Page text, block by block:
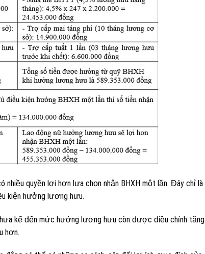
quyền lợi hơn lựa chọn nhận BHXH một lần. Đây chỉ là
kiện hưởng lương hưu.
kể đến mức hưởng lương hưu còn được điều chỉnh tăng
hơn.